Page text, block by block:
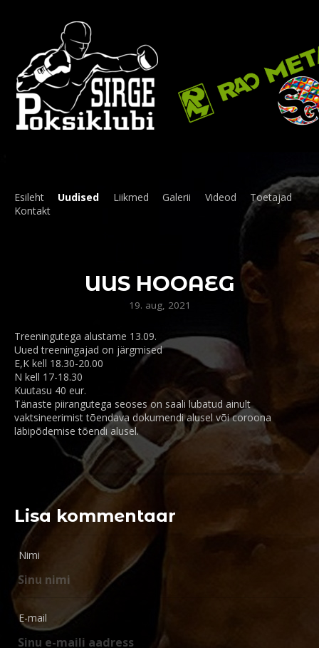
Esileht Uudised Liikmed Galerii Videod
Toetajad
Kontakt
UUS HOOAEG
19. aug, 2021
Treeningutega alustame 13.09.
Uued treeningajad on järgmised
E,K kell 18.30-20.00
N kell 17-18.30
Kuutasu 40 eur.
Tänaste piirangutega seoses on saali lubatud ainult
vaktsineerimist tõendava dokumendi alusel või coroona
läbipõdemise tõendi alusel.
Lisa kommentaar
Nimi
E-mail